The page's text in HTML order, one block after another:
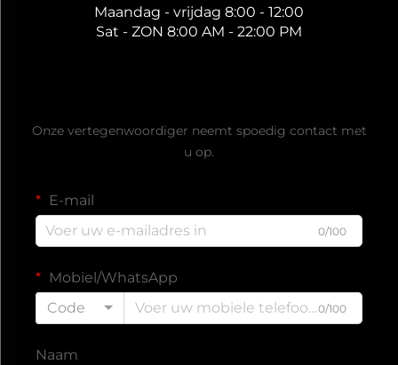
Maandag - vrijdag 8:00 - 12:00
Sat - ZON 8:00 AM - 22:00 PM
Onze vertegenwoordiger neemt spoedig contact met
u op.
E-mail
0/100
Mobiel/WhatsApp
Code
0/100
Naam